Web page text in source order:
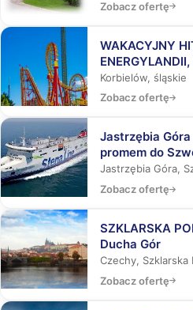
Zobacz ofertę
WAKACYJNY
DO
Korbielów, śląskie
Zobacz ofertę
Jastrzębia Góra –
promem do Szwecji Aquapark z
Laser Tag, Misja
Jastrzębia Góra,
Zobacz ofertę
SZKLARSKA
Ducha Gór
Czechy, Szklarska
Zobacz ofertę